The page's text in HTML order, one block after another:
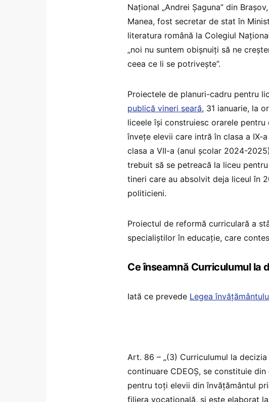
Național „Andrei Șaguna” din
Manea, fost secretar de stat în
literatura română la Colegiul
„noi nu suntem obișnuiți să ne
ceea ce li se potrivește”.
Proiectele de planuri-cadru pentru
publică vineri seară, 31 ianuarie, la
liceele își construiesc orarele
învețe elevii care intră în clasa a IX-
clasa a VII-a (anul școlar 2024-
trebuit să se petreacă la liceu
tineri care au absolvit deja liceul în
politicieni.
Proiectul de reformă curriculară a
specialiștilor în educație, care
Ce înseamnă Curriculumul la
Iată ce prevede Legea
Art. 86 – „(3) Curriculumul la
continuare CDEOȘ, se constituie
pentru toți elevii din învățământul
filiera vocațională, și este elaborat